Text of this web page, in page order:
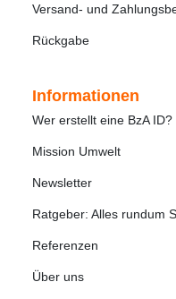
Versand- und
Rückgabe
Informationen
Wer erstellt eine BzA ID?
Mission Umwelt
Newsletter
Ratgeber: Alles rundum
Referenzen
Über uns